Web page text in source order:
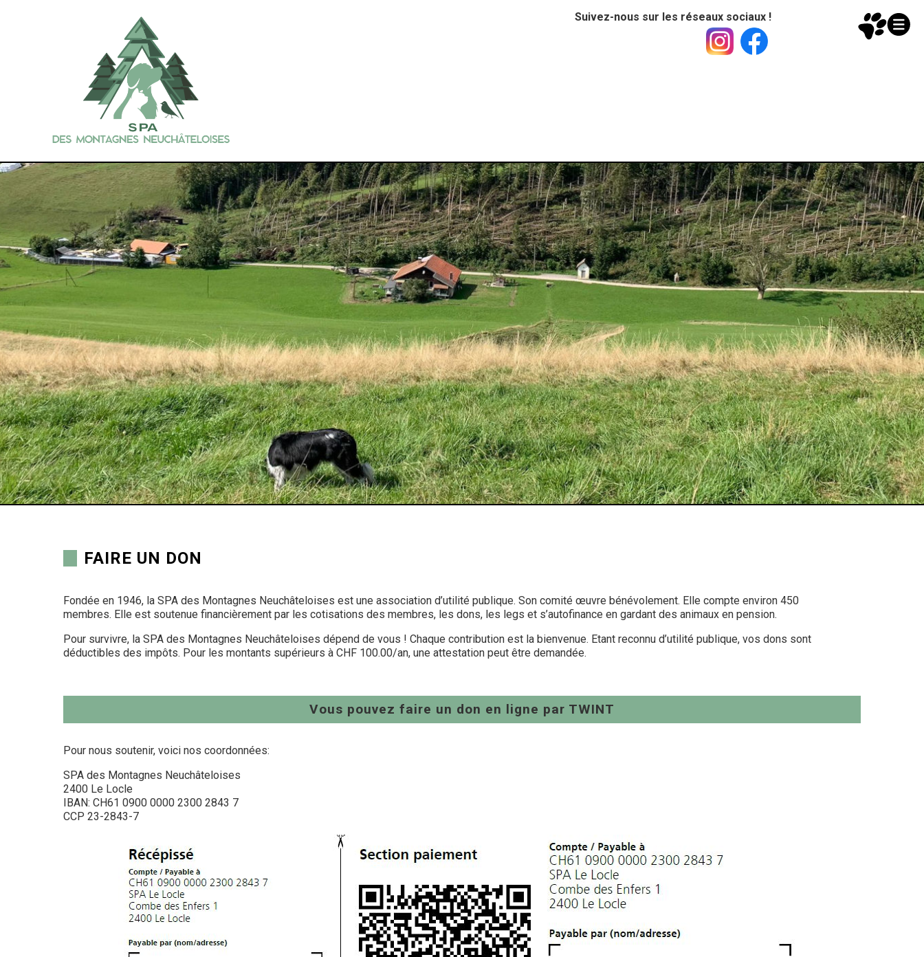
Suivez-nous sur les réseaux sociaux !
FAIRE UN DON
Fondée en 1946, la SPA des Montagnes Neuchâteloises est une association d’utilité publique. Son comité œuvre bénévolement. Elle compte environ 450
membres. Elle est soutenue financièrement par les cotisations des membres, les dons, les legs et s’autofinance en gardant des animaux en pension.
Pour survivre, la SPA des Montagnes Neuchâteloises dépend de vous ! Chaque contribution est la bienvenue. Etant reconnu d’utilité publique, vos dons sont
déductibles des impôts. Pour les montants supérieurs à CHF 100.00/an, une attestation peut être demandée.
Vous pouvez faire un don en ligne par TWINT
Pour nous soutenir, voici nos coordonnées:
SPA des Montagnes Neuchâteloises
2400 Le Locle
IBAN: CH61 0900 0000 2300 2843 7
CCP 23-2843-7